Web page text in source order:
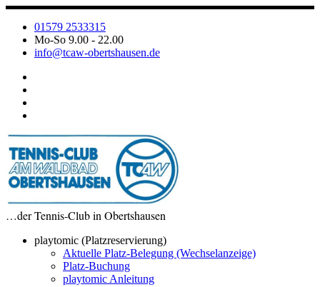
Zum
Inhalt
springen
01579 2533315
Mo-So 9.00 - 22.00
info@tcaw-obertshausen.de
…der Tennis-Club in Obertshausen
playtomic (Platzreservierung)
Aktuelle Platz-Belegung (Wechselanzeige)
Platz-Buchung
playtomic Anleitung